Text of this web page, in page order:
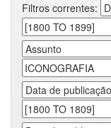
Filtros correntes: